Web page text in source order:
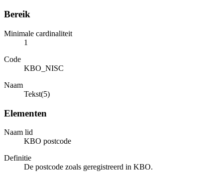
Bereik
Minimale cardinaliteit
1
Code
KBO_NISC
Naam
Tekst(5)
Elementen
Naam lid
KBO postcode
Definitie
De postcode zoals geregistreerd in KBO.